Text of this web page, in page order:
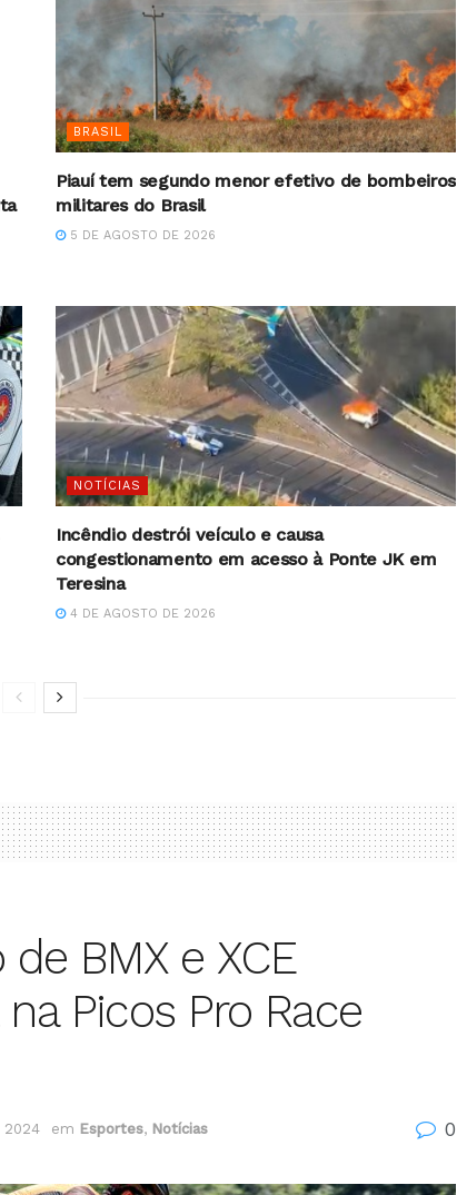
BRASIL
Piauí tem segundo menor efetivo de bombeiros
militares do Brasil
5 DE AGOSTO DE 2026
NOTÍCIAS
Incêndio destrói veículo e causa
congestionamento em acesso à Ponte JK em
Teresina
4 DE AGOSTO DE 2026
BMX e XCE
Picos Pro Race
2024 em Esportes, Notícias 0